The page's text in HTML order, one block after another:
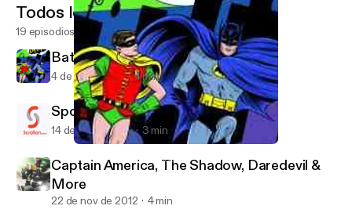
Michael J Nimmo's posts
Todos los episodios
19 episodios
Batman '66 #1 Audioboo
4 de jul de 2013 4 min
Spotlight: Scrollon
14 de jun de 2013 3 min
Captain America, The Shadow, Daredevil &
More
22 de nov de 2012 4 min